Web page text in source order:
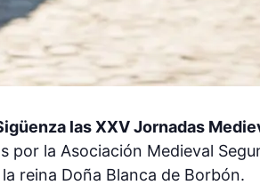
las XXV Jornadas
la Asociación Medieval
reina Doña Blanca de Borbón.